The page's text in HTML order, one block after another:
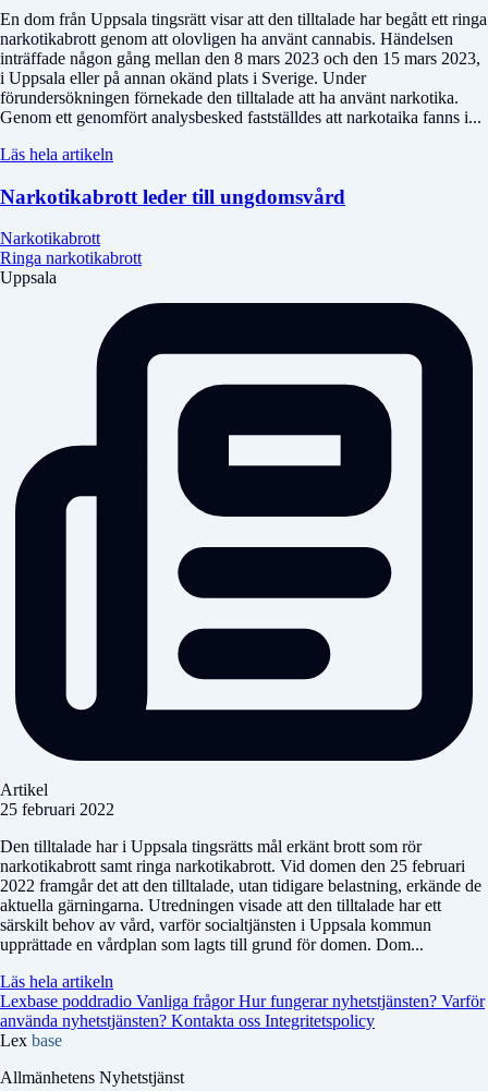
En dom från Uppsala tingsrätt visar att den tilltalade har begått ett ringa
narkotikabrott genom att olovligen ha använt cannabis. Händelsen
inträffade någon gång mellan den 8 mars 2023 och den 15 mars 2023,
i Uppsala eller på annan okänd plats i Sverige. Under
förundersökningen förnekade den tilltalade att ha använt narkotika.
Genom ett genomfört analysbesked fastställdes att narkotaika fanns i...
Läs hela artikeln
Narkotikabrott leder till ungdomsvård
Narkotikabrott
Ringa narkotikabrott
Uppsala
Artikel
25 februari 2022
Den tilltalade har i Uppsala tingsrätts mål erkänt brott som rör
narkotikabrott samt ringa narkotikabrott. Vid domen den 25 februari
2022 framgår det att den tilltalade, utan tidigare belastning, erkände de
aktuella gärningarna. Utredningen visade att den tilltalade har ett
särskilt behov av vård, varför socialtjänsten i Uppsala kommun
upprättade en vårdplan som lagts till grund för domen. Dom...
Läs hela artikeln
Lexbase poddradio Vanliga frågorHur fungerar nyhetstjänsten? Varför
använda nyhetstjänsten? Kontakta oss Integritetspolicy
Lex base
Allmänhetens Nyhetstjänst